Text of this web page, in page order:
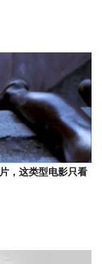
，这类型电影只看